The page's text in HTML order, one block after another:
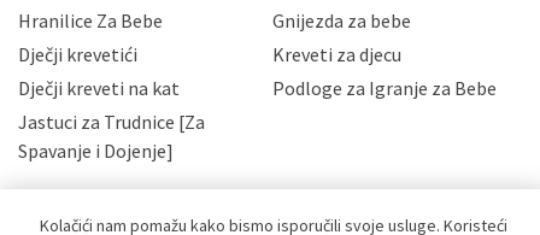
slučajevima koji su dozvoljeni zakonima. Napominjemo
da možete u svako doba, u potpunosti ili djelomice,
zatražiti prestanak aktivnosti obrade Vaših osobnih
podataka. Opoziv privole možete podnijeti poštom na
gore navedenu adresu ili e-mailom na adresu:
Hranilice Za Bebe
Gnijezda za bebe
Dječji krevetići
Kreveti za djecu
Dječji kreveti na kat
Podloge za Igranje za Bebe
Jastuci za Trudnice [Za
Spavanje i Dojenje]
Kolačići nam pomažu kako bismo isporučili svoje usluge. Koristeći